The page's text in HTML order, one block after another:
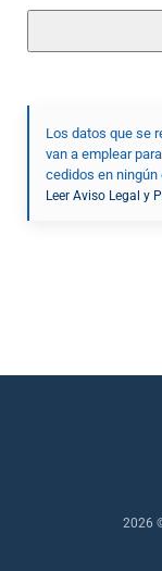
Los datos que se
van a emplear
cedidos en ningún
Leer Aviso Legal y
2026